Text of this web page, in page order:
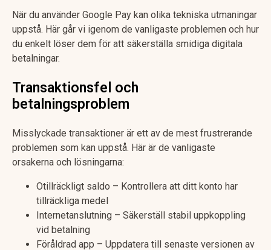
När du använder Google Pay kan olika tekniska utmaningar
uppstå. Här går vi igenom de vanligaste problemen och hur
du enkelt löser dem för att säkerställa smidiga digitala
betalningar.
Transaktionsfel och
betalningsproblem
Misslyckade transaktioner är ett av de mest frustrerande
problemen som kan uppstå. Här är de vanligaste
orsakerna och lösningarna:
Otillräckligt saldo – Kontrollera att ditt konto har
tillräckliga medel
Internetanslutning – Säkerställ stabil uppkoppling
vid betalning
Föråldrad app – Uppdatera till senaste versionen av